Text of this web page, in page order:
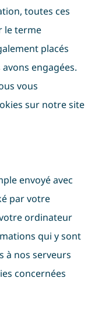
toutes ces
le terme
placés
engagées.
vous
sur notre site
envoyé avec
par votre
ordinateur
qui y sont
à nos serveurs
concernées